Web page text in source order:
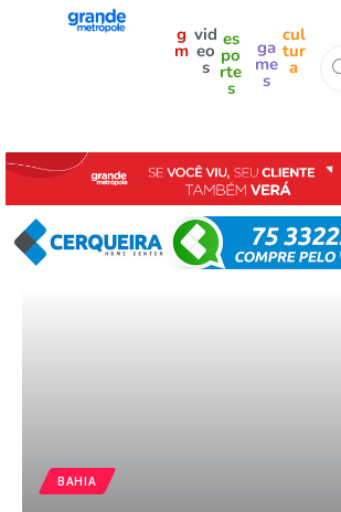
g
m
vid
eo
s
es
po
rte
s
ga
me
s
cul
tur
a
BAHIA